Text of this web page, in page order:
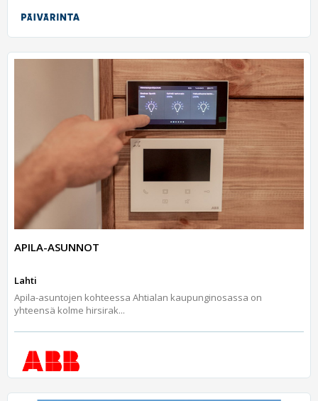
APILA-ASUNNOT
Lahti
Apila-asuntojen kohteessa Ahtialan kaupunginosassa on
yhteensä kolme hirsirak...